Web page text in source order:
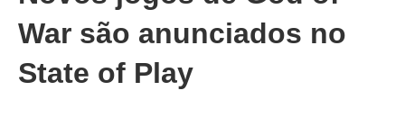
War são anunciados no
State of Play